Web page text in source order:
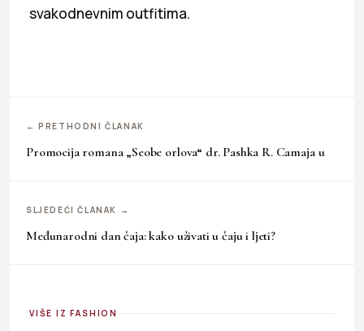
svakodnevnim outfitima.
← PRETHODNI ČLANAK
Promocija romana „Seobe orlova“ dr. Pashka R. Camaja u
SLJEDEĆI ČLANAK →
Međunarodni dan čaja: kako uživati u čaju i ljeti?
VIŠE IZ FASHION